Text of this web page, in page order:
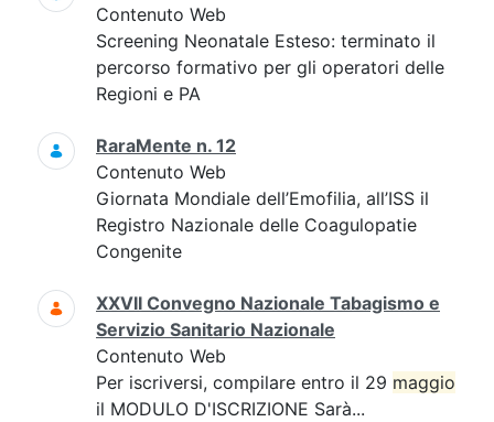
Contenuto Web
Screening Neonatale Esteso: terminato il
percorso formativo per gli operatori delle
Regioni e PA
RaraMente n. 12
Contenuto Web
Giornata Mondiale dell’Emofilia, all’ISS il
Registro Nazionale delle Coagulopatie
Congenite
XXVII Convegno Nazionale Tabagismo e
Servizio Sanitario Nazionale
Contenuto Web
Per iscriversi, compilare entro il 29 maggio
il MODULO D'ISCRIZIONE Sarà...